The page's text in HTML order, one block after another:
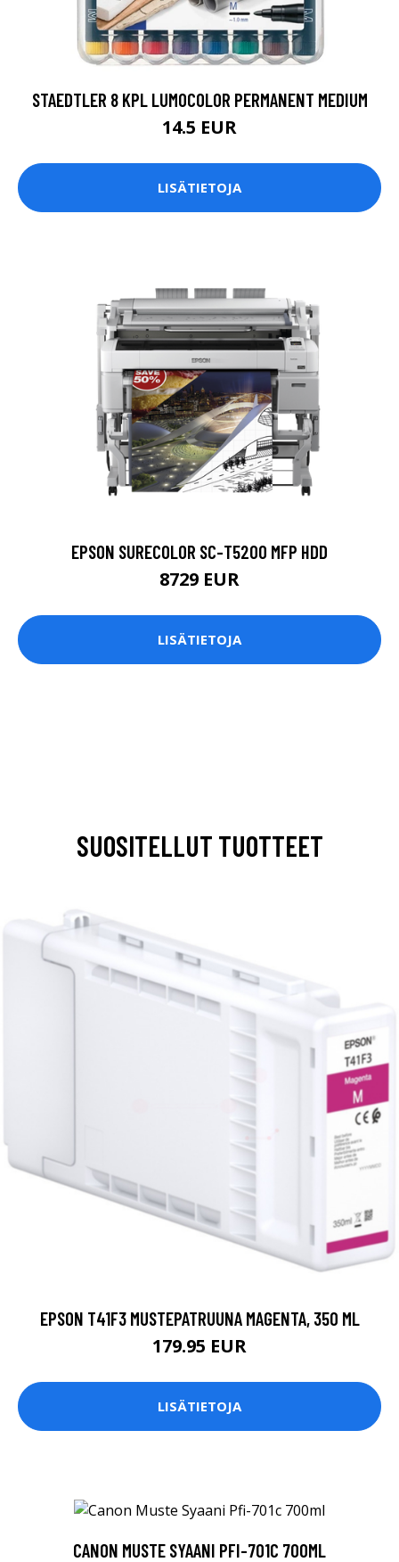
STAEDTLER 8 KPL LUMOCOLOR PERMANENT MEDIUM
14.5 EUR
LISÄTIETOJA
EPSON SURECOLOR SC-T5200 MFP HDD
8729 EUR
LISÄTIETOJA
SUOSITELLUT TUOTTEET
EPSON T41F3 MUSTEPATRUUNA MAGENTA, 350 ML
179.95 EUR
LISÄTIETOJA
CANON MUSTE SYAANI PFI-701C 700ML